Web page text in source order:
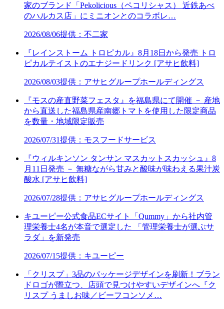
家のブランド「Pekolicious（ペコリシャス） 近鉄あべ
のハルカス店」にミニオンとのコラボレ…
2026/08/06提供：不二家
『レインストーム トロピカル』8月18日から発売 トロ
ピカルテイストのエナジードリンク [アサヒ飲料]
2026/08/03提供：アサヒグループホールディングス
『モスの産直野菜フェスタ』を福島県にて開催 － 産地
から直送した福島県産南郷トマトを使用した限定商品
を数量・地域限定販売
2026/07/31提供：モスフードサービス
『ウィルキンソン タンサン マスカットスカッシュ』8
月11日発売 － 無糖ながら甘みと酸味が味わえる果汁炭
酸水 [アサヒ飲料]
2026/07/28提供：アサヒグループホールディングス
キユーピー公式食品ECサイト「Qummy」から社内管
理栄養士4名が本音で選定した 「管理栄養士が選ぶサ
ラダ」を新発売
2026/07/15提供：キユーピー
「クリスプ」3品のパッケージデザインを刷新！ブラン
ドロゴが際立つ、店頭で見つけやすいデザインへ『ク
リスプ うましお味／ビーフコンソメ…